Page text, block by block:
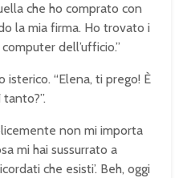
che ho comprato con
la mia firma. Ho trovato i
dell’ufficio.”
isterico. “Elena, ti prego! È
non mi importa
mi hai sussurrato a
che esisti’. Beh, oggi